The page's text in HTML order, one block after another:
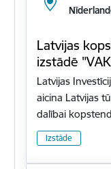
Latvijas
izstādē
Latvijas
aicina Latvijas
dalībai
Izstāde